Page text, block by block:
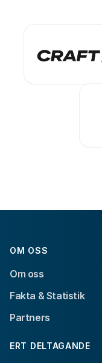
OM OSS
Om oss
Fakta & Statistik
Partners
ERT DELTAGANDE